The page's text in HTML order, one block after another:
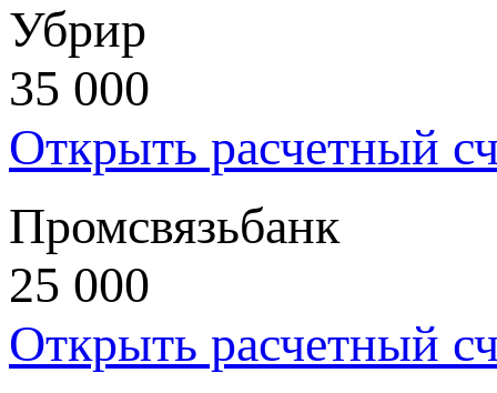
Убрир
35 000
Открыть расчетный
Промсвязьбанк
25 000
Открыть расчетный